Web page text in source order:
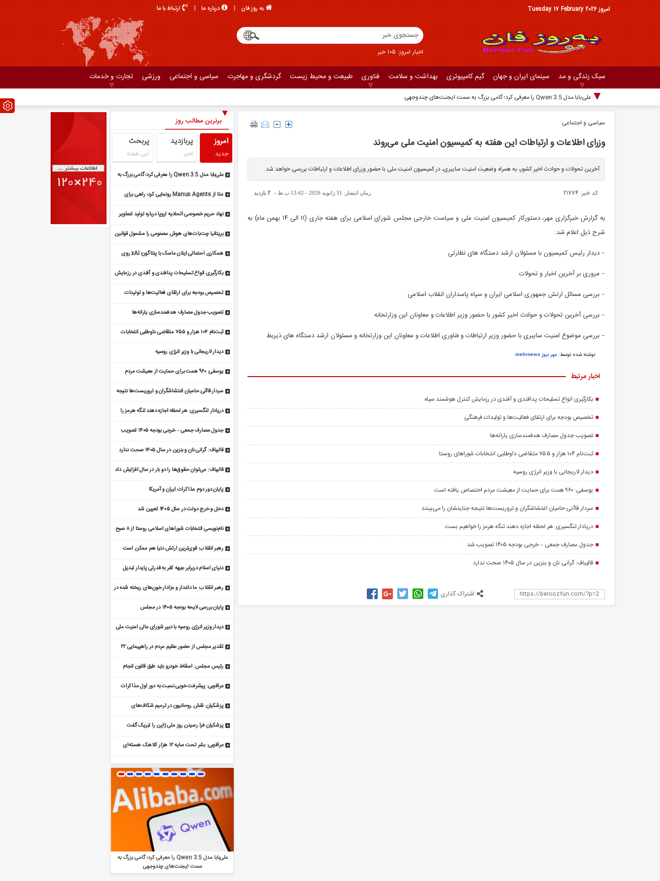
امروز Tuesday 17 February 2026 به روز فان درباره ما ارتباط با ما
اخبار امروز: 105 خبر
سبک زندگی و مد سینمای ایران و جهان گیم کامپیوتری بهداشت و سلامت فناوری طبیعت و محیط زیست گردشگری و مهاجرت سیاسی و اجتماعی ورزشی تجارت و خدمات
علی‌بابا مدل Qwen 3.5 را معرفی کرد؛ گامی بزرگ به سمت ایجنت‌های چندوجهی
سیاسی و اجتماعی
وزرای اطلاعات و ارتباطات این هفته به کمیسیون امنیت ملی می‌روند
آخرین تحولات و حوادث اخیر کشور، به همراه وضعیت امنیت سایبری، در کمیسیون امنیت ملی با حضور وزرای اطلاعات و ارتباطات بررسی خواهد شد.
کد خبر: 21774 زمان انتشار: 31 ژانویه 2026 - 13:42 ب.ظ - 2 بازدید
به گزارش خبرگزاری مهر، دستورکار کمیسیون امنیت ملی و سیاست خارجی مجلس شورای اسلامی برای هفته جاری (۱۱ الی ۱۴ بهمن ماه) به
شرح ذیل اعلام شد:
– دیدار رئیس کمیسیون با مسئولان ارشد دستگاه های نظارتی
– مروری بر آخرین اخبار و تحولات
– بررسی مسائل ارتش جمهوری اسلامی ایران و سپاه پاسداران انقلاب اسلامی
– بررسی آخرین تحولات و حوادث اخیر کشور با حضور وزیر اطلاعات و معاونان این وزارتخانه
– بررسی موضوع امنیت سایبری با حضور وزیر ارتباطات و فناوری اطلاعات و معاونان این وزارتخانه و مسئولان ارشد دستگاه های ذیربط
نوشته شده توسط:مهر نیوز mehrnews
اخبار مرتبط
بکارگیری انواع تسلیحات پدافندی و آفندی در رزمایش کنترل هوشمند سپاه
تخصیص بودجه برای ارتقای فعالیت‌ها و تولیدات فرهنگی
تصویب جدول مصارف هدفمندسازی یارانه‌ها
ثبت‌نام ۱۰۴ هزار و ۷۵۵ متقاضی داوطلبی انتخابات شوراهای روستا
دیدار لاریجانی با وزیر انرژی روسیه
یوسفی: ۹۶۰ همت برای حمایت از معیشت مردم اختصاص یافته است
سردار قاآنی:حامیان اغتشاشگران و تروریست‌ها نتیجه جنایتشان را می‌بینند
دریادار تنگسیری: هر لحظه اجازه دهند تنگه هرمز را خواهیم بست
جدول مصارف جمعی – خرجی بودجه ۱۴۰۵ تصویب شد
قالیباف: گرانی نان و بنزین در سال ۱۴۰۵ صحت ندارد
اشتراک گذاری
برترین مطالب روز
امروز
جدید
پربازدید
اخیر
پربحث
این هفته
علی‌بابا مدل Qwen 3.5 را معرفی کرد؛ گامی بزرگ به
متا از Manus Agents رونمایی کرد؛ راهی برای
نهاد حریم خصوصی اتحادیه اروپا درباره تولید تصاویر
بریتانیا چت‌بات‌های هوش مصنوعی را مشمول قوانین
همکاری احتمالی ایلان ماسک با پنتاگون؛ xAI روی
بکارگیری انواع تسلیحات پدافندی و آفندی در رزمایش
تخصیص بودجه برای ارتقای فعالیت‌ها و تولیدات
تصویب جدول مصارف هدفمندسازی یارانه‌ها
ثبت‌نام ۱۰۴ هزار و ۷۵۵ متقاضی داوطلبی انتخابات
دیدار لاریجانی با وزیر انرژی روسیه
یوسفی: ۹۶۰ همت برای حمایت از معیشت مردم
سردار قاآنی:حامیان اغتشاشگران و تروریست‌ها نتیجه
دریادار تنگسیری: هر لحظه اجازه دهند تنگه هرمز را
جدول مصارف جمعی – خرجی بودجه ۱۴۰۵ تصویب
قالیباف: گرانی نان و بنزین در سال ۱۴۰۵ صحت ندارد
قالیباف: می‌توان حقوق‌ها را دو بار در سال افزایش داد
پایان دور دوم مذاکرات ایران و آمریکا
دخل و خرج دولت در سال ۱۴۰۵ تعیین شد
نام‌نویسی انتخابات شوراهای اسلامی روستا از ۸ صبح
رهبر انقلاب: قوی‌ترین ارتش دنیا هم ممکن است
دنیای اسلام دربرابر جبهه کفر به قدرتی پایدار تبدیل
رهبر انقلاب: ما داغدار و عزادار خون‌های ریخته شده در
پایان بررسی لایحه بودجه ۱۴۰۵ در مجلس
دیدار وزیر انرژی روسیه با دبیر شورای عالی امنیت ملی
تقدیر مجلس از حضور عظیم مردم در راهپیمایی ۲۲
رئیس مجلس: اسقاط خودرو باید طبق قانون انجام
عراقچی: پیشرفت خوبی نسبت به دور اول مذاکرات
پزشکیان: نقش روحانیون در ترمیم شکاف‌های
پزشکیان فرا رسیدن روز ملی ژاپن را تبریک گفت
عراقچی: بشر تحت سایه ۱۲ هزار کلاهک هسته‌ای
علی‌بابا مدل Qwen 3.5 را معرفی کرد؛ گامی بزرگ به
سمت ایجنت‌های چندوجهی